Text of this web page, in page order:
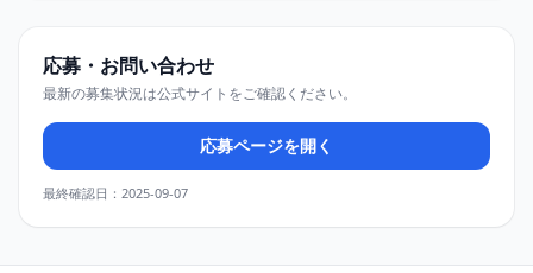
応募・お問い合わせ
最新の募集状況は公式サイトをご確認ください。
応募ページを開く
最終確認日：2025-09-07